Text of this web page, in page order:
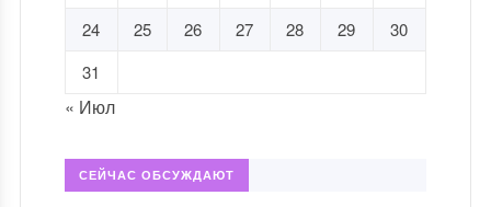
24
25 26 27 28 29
30
31
« Июл
СЕЙЧАС ОБСУЖДАЮТ